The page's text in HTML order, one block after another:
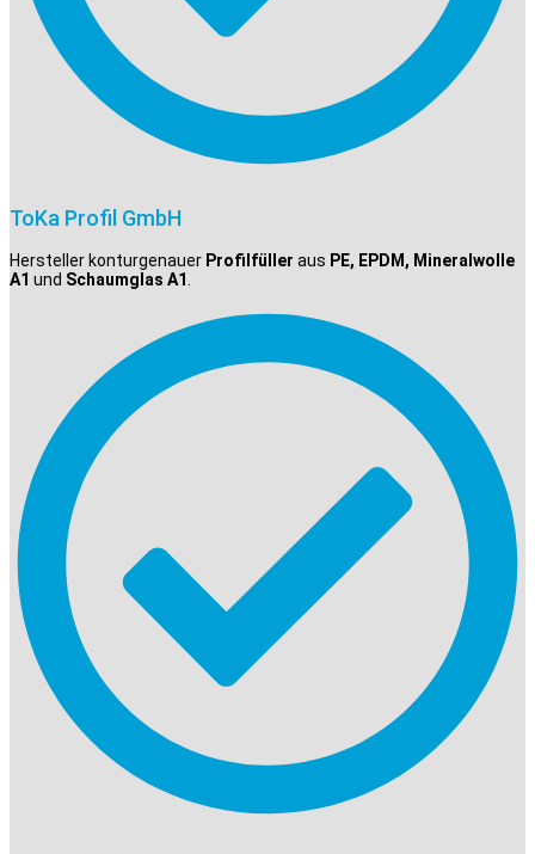
ToKa Profil GmbH
Hersteller konturgenauer Profilfüller aus PE, EPDM, Mineralwolle
A1 und Schaumglas A1